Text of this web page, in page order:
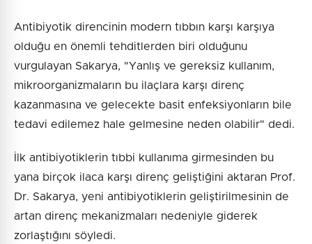
Antibiyotik direncinin modern tıbbın karşı karşıya
olduğu en önemli tehditlerden biri olduğunu
vurgulayan Sakarya, "Yanlış ve gereksiz kullanım,
mikroorganizmaların bu ilaçlara karşı direnç
kazanmasına ve gelecekte basit enfeksiyonların bile
tedavi edilemez hale gelmesine neden olabilir" dedi.
İlk antibiyotiklerin tıbbi kullanıma girmesinden bu
yana birçok ilaca karşı direnç geliştiğini aktaran Prof.
Dr. Sakarya, yeni antibiyotiklerin geliştirilmesinin de
artan direnç mekanizmaları nedeniyle giderek
zorlaştığını söyledi.